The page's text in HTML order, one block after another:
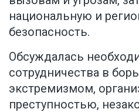
национальную и
безопасность.
Обсуждалась
сотрудничества в
экстремизмом,
преступностью,